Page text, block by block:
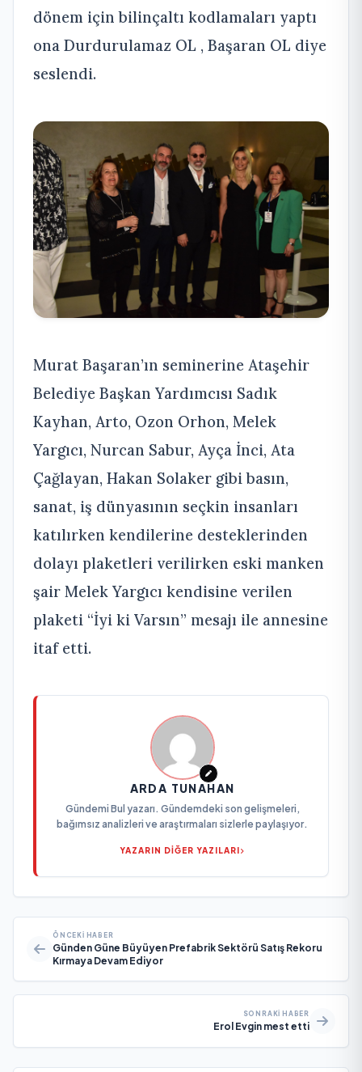
dönem için bilinçaltı kodlamaları yaptı
ona Durdurulamaz OL , Başaran OL diye
seslendi.
Murat Başaran’ın seminerine Ataşehir
Belediye Başkan Yardımcısı Sadık
Kayhan, Arto, Ozon Orhon, Melek
Yargıcı, Nurcan Sabur, Ayça İnci, Ata
Çağlayan, Hakan Solaker gibi basın,
sanat, iş dünyasının seçkin insanları
katılırken kendilerine desteklerinden
dolayı plaketleri verilirken eski manken
şair Melek Yargıcı kendisine verilen
plaketi “İyi ki Varsın” mesajı ile annesine
itaf etti.
ARDA TUNAHAN
Gündemi Bul yazarı. Gündemdeki son gelişmeleri,
bağımsız analizleri ve araştırmaları sizlerle paylaşıyor.
YAZARIN DİĞER YAZILARI
ÖNCEKI HABER
Günden Güne Büyüyen Prefabrik Sektörü Satış Rekoru
Kırmaya Devam Ediyor
SONRAKI HABER
Erol Evgin mest etti